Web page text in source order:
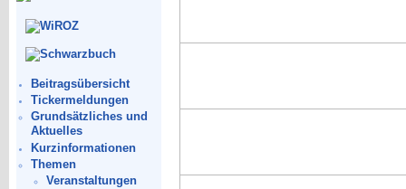
Beitragsübersicht
Tickermeldungen
Grundsätzliches und
Aktuelles
Kurzinformationen
Themen
Veranstaltungen